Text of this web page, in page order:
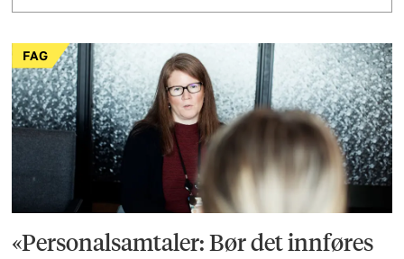
FAG
«Personalsamtaler: Bør det innføres